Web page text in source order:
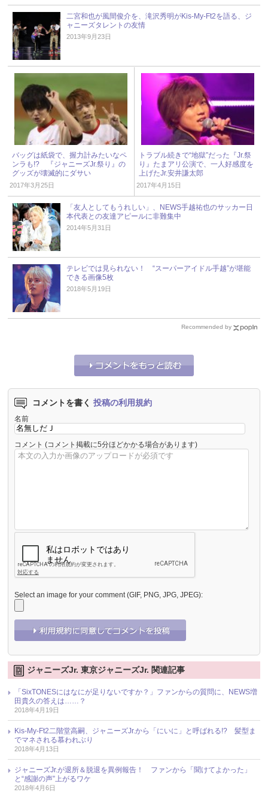
二宮和也が風間俊介を、滝沢秀明がKis-My-Ft2を語る、ジ
ャニーズタレントの友情
2013年9月23日
バッグは紙袋で、握力計みたいなペ
ンラも!? 『ジャニーズJr.祭り』の
グッズが壊滅的にダサい
2017年3月25日
トラブル続きで“地獄”だった『Jr.祭
り』たまアリ公演で、一人好感度を
上げたJr.安井謙太郎
2017年4月15日
「友人としてもうれしい」、NEWS手越祐也のサッカー日
本代表との友達アピールに非難集中
2014年5月31日
テレビでは見られない！ “スーパーアイドル手越”が堪能
できる画像5枚
2018年5月19日
Recommended by
コメントを書く 投稿の利用規約
名前
コメント (コメント掲載に5分ほどかかる場合があります)
Select an image for your comment (GIF, PNG, JPG, JPEG):
ジャニーズJr. 東京ジャニーズJr. 関連記事
「SixTONESにはなにが足りないですか？」ファンからの質問に、NEWS増
田貴久の答えは……？
2018年4月19日
Kis-My-Ft2二階堂高嗣、ジャニーズJr.から「にいに」と呼ばれる!? 髪型ま
でマネされる慕われぶり
2018年4月13日
ジャニーズJr.が退所＆脱退を異例報告！ ファンから「聞けてよかった」
と“感謝の声”上がるワケ
2018年4月6日